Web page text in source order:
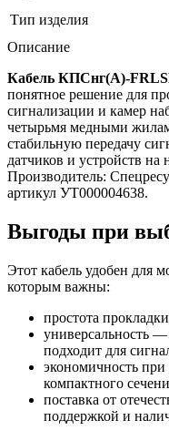
Тип изделия
Описание
Кабель КПСнг(А)-
понятное решение для
сигнализации и камер
четырьмя медными
стабильную передачу
датчиков и устройств на
Производитель:
артикул УТ000004638.
Выгоды при
Этот кабель удобен для
которым важны:
простота
универсальность
подходит для
экономичность
компактного
поставка от
поддержкой и